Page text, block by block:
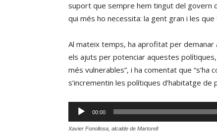
suport que sempre hem tingut del govern
qui més ho necessita: la gent gran i les que
Al mateix temps, ha aprofitat per demanar
els ajuts per potenciar aquestes
més vulnerables”, i ha comentat que
s’incrementin les polítiques d’habitatge de
Reproductor
d'àudio
00:00
Xavier Fonollosa, alcalde de Martorell